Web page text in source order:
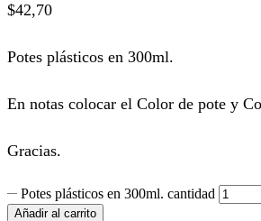
$42,70
Potes plásticos en 300ml.
En notas colocar el Color de pote y
Gracias.
Potes plásticos en 300ml. cantidad
Añadir al carrito